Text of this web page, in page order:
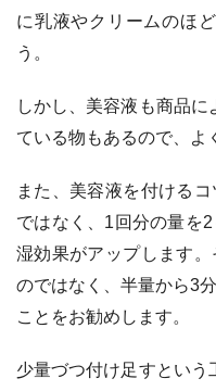
に乳液やクリームのほ
う。
しかし、美容液も商品
ている物もあるので、よ
また、美容液を付ける
ではなく、1回分の量を
湿効果がアップします
のではなく、半量から3
ことをお勧めします。
少量づつ付け足すという